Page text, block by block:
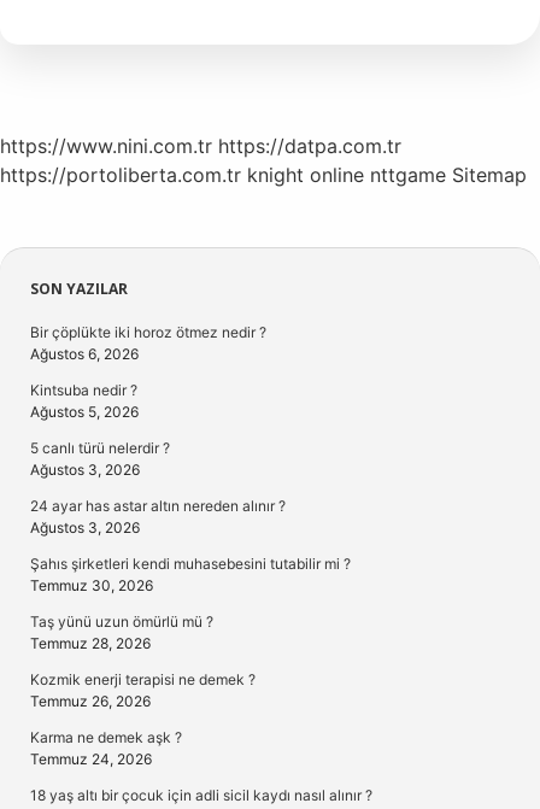
https://www.nini.com.tr https://datpa.com.tr
https://portoliberta.com.tr knight online nttgame Sitemap
Sidebar
SON YAZILAR
Bir çöplükte iki horoz ötmez nedir ?
Ağustos 6, 2026
Kintsuba nedir ?
Ağustos 5, 2026
5 canlı türü nelerdir ?
Ağustos 3, 2026
24 ayar has astar altın nereden alınır ?
Ağustos 3, 2026
Şahıs şirketleri kendi muhasebesini tutabilir mi ?
Temmuz 30, 2026
Taş yünü uzun ömürlü mü ?
Temmuz 28, 2026
Kozmik enerji terapisi ne demek ?
Temmuz 26, 2026
Karma ne demek aşk ?
Temmuz 24, 2026
18 yaş altı bir çocuk için adli sicil kaydı nasıl alınır ?